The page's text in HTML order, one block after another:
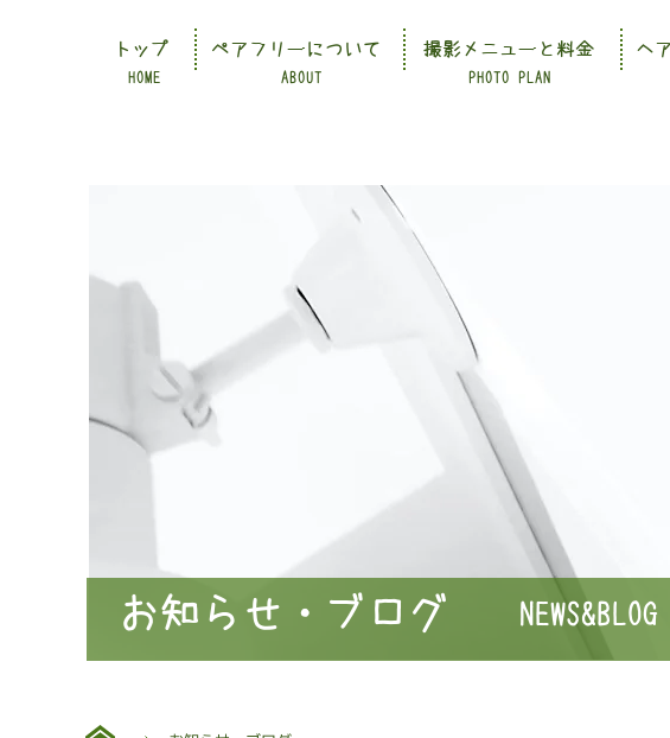
HOME ABOUT PHOTO PLAN
トップ ペアフリーについて 撮影メニューと料金 ヘ
NEWS&BLOG
お知らせ・ブログ